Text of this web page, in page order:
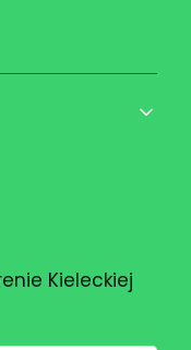
Kieleckiej